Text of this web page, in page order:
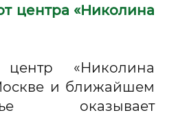
центра «Николина
«Николина
и ближайшем
оказывает